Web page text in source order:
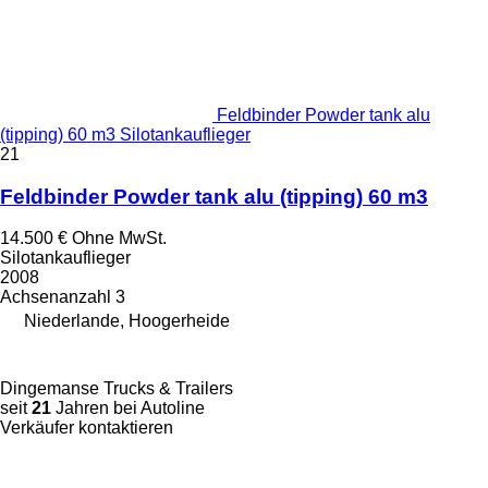
Feldbinder Powder tank alu
(tipping) 60 m3 Silotankauflieger
21
Feldbinder Powder tank alu (tipping) 60 m3
14.500 € Ohne MwSt.
Silotankauflieger
2008
Achsenanzahl 3
Niederlande, Hoogerheide
Dingemanse Trucks & Trailers
seit21 Jahren bei Autoline
Verkäufer kontaktieren